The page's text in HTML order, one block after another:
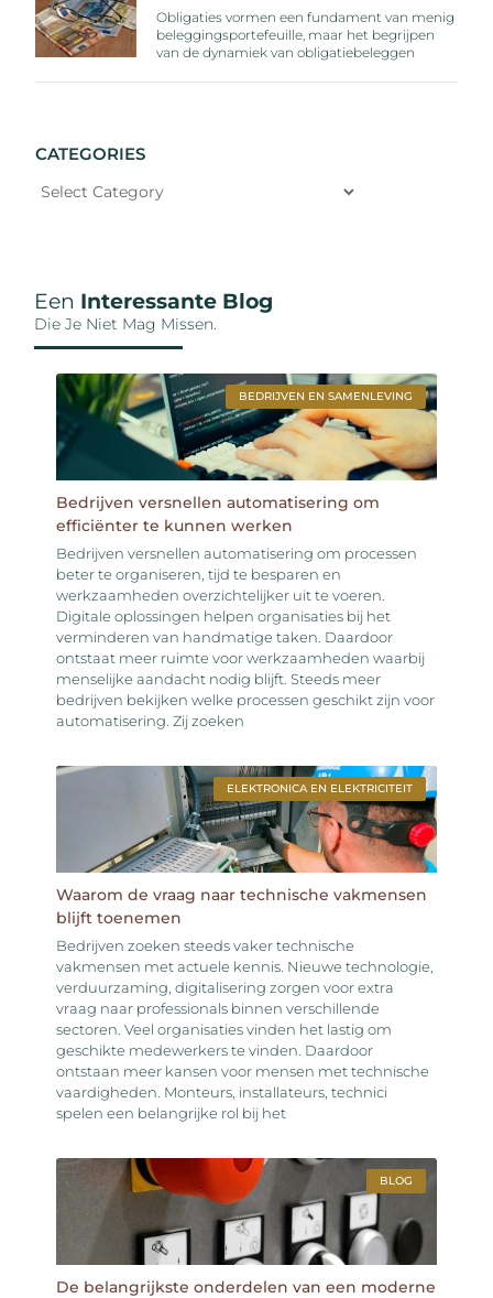
Obligaties vormen een fundament van menig
beleggingsportefeuille, maar het begrijpen
van de dynamiek van obligatiebeleggen
CATEGORIES
Een Interessante Blog
Die Je Niet Mag Missen.
BEDRIJVEN EN SAMENLEVING
Bedrijven versnellen automatisering om
efficiënter te kunnen werken
Bedrijven versnellen automatisering om processen
beter te organiseren, tijd te besparen en
werkzaamheden overzichtelijker uit te voeren.
Digitale oplossingen helpen organisaties bij het
verminderen van handmatige taken. Daardoor
ontstaat meer ruimte voor werkzaamheden waarbij
menselijke aandacht nodig blijft. Steeds meer
bedrijven bekijken welke processen geschikt zijn voor
automatisering. Zij zoeken
ELEKTRONICA EN ELEKTRICITEIT
Waarom de vraag naar technische vakmensen
blijft toenemen
Bedrijven zoeken steeds vaker technische
vakmensen met actuele kennis. Nieuwe technologie,
verduurzaming, digitalisering zorgen voor extra
vraag naar professionals binnen verschillende
sectoren. Veel organisaties vinden het lastig om
geschikte medewerkers te vinden. Daardoor
ontstaan meer kansen voor mensen met technische
vaardigheden. Monteurs, installateurs, technici
spelen een belangrijke rol bij het
BLOG
De belangrijkste onderdelen van een moderne